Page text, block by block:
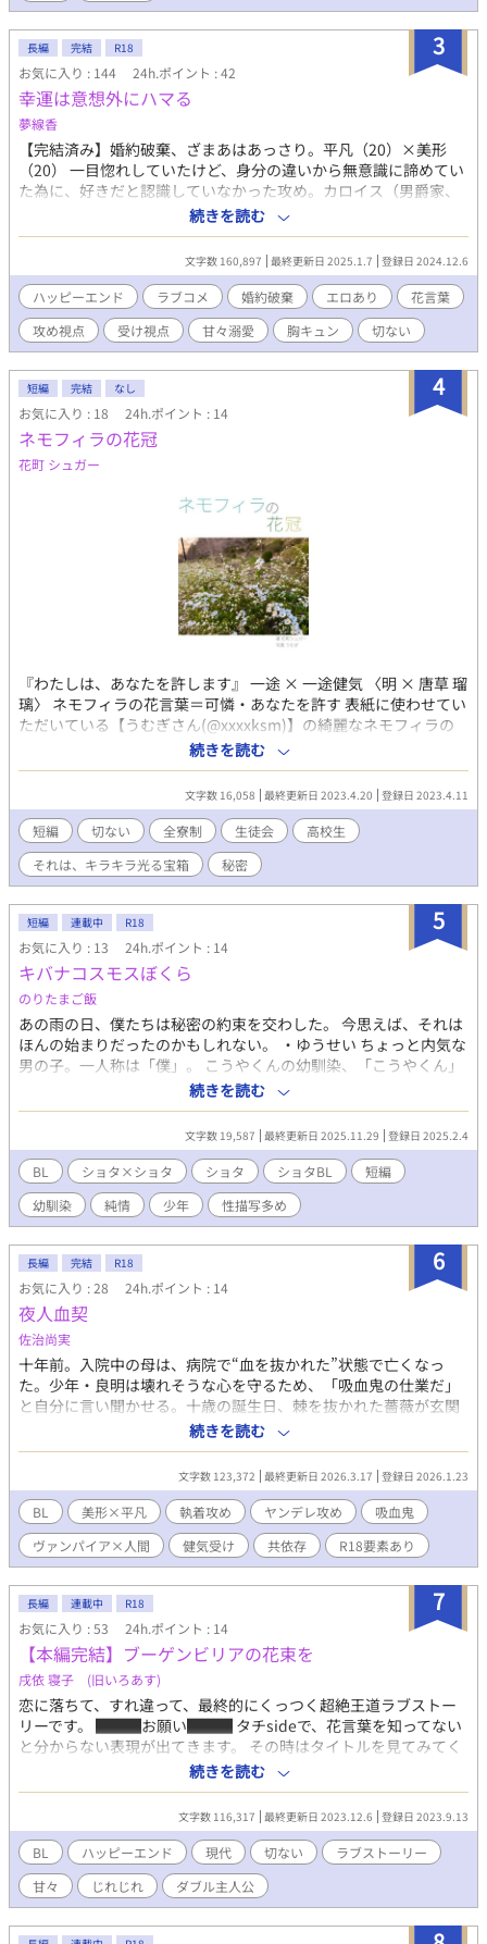
3
長編 完結 R18
お気に入り : 144 24h.ポイント : 42
幸運は意想外にハマる
夢線香
【完結済み】婚約破棄、ざまあはあっさり。平凡（20）×美形
（20） 一目惚れしていたけど、身分の違いから無意識に諦めてい
た為に、好きだと認識していなかった攻め。カロイス（男爵家、
次男）。誤解や勘違いにより、なんだかんだで完落ちしていた受
け。アフェクト（王太子の婚約者、子宮持ちの男性、公爵子息）
の話。カロイスがよく分かっていないうちに受けを手に入れてい
たと言う話です。違うことを思いつつも、ピタリとハマっていく
二人の恋をお楽しみください。 エロ少ないです。☆１つ★２つ。
その少ない★が２話目に即あります。最後に★を入れます。花言
葉を使用しています。 【前半攻め視点】コメディ 襲撃者との戦
闘（暴力含む）有り。ちょっと血が出ます。 【後半受け視点】胸
キュン 切ない 乙女……ぽいかも…… 【最後に婚約者の王太子
視点】ざまあ、というよりは……後悔。王太子の事情。ちょっぴ
りダークぽい。ヤバい人います。色々ぼかして書いてます。苦手
な方は受け視点で終わって貰えればと思います。 世界観として
は、中世ヨーロッパの文化っぽいけど近代的な技術は進んでいる
うぞ、よろしくお願いします。(⁠ ⁠ꈍ⁠ᴗ⁠ꈍ⁠) 【警告・AI学習及び無断転
載禁止】本作品の文章、設定、ストーリーのあらゆる生成
AI（ChatGPT、Claude、Gemini等）への読み込み、スクレイピ
ング、学習利用、および他サイトへの無断転載・複製行為を固く
禁止します。本作品は2024年12月06日より公開されており、公開
日時のタイムスタンプ（証拠）を保持しています。類似するAI生
成物や無断転載を確認した場合は、原典としての権利に基づき、
運営への通報および法的措置を含めた厳格な対応を行います。All
and scraping of this work are strictly prohibited.
続きを読む
文字数 160,897 最終更新日 2025.1.7 登録日 2024.12.6
ハッピーエンド ラブコメ 婚約破棄 エロあり
花言葉
攻め視点
受け視点 甘々溺愛 胸キュン 切ない
4
短編 完結 なし
お気に入り : 18 24h.ポイント : 14
ネモフィラの花冠
花町 シュガー
『わたしは、あなたを許します』 一途 × 一途健気 〈明 × 唐草 瑠
璃〉 ネモフィラの花言葉＝可憐・あなたを許す 表紙に使わせてい
ただいている【うむぎさん(@xxxxksm)】の綺麗なネモフィラの
お写真から話を膨らませました。 ----------------------------------------
------- ※「それは、キラキラ光る宝箱」とは？ 花町が書いた短編
をまとめるハッシュタグです。 お手すきの際に覗いていただけま
すと幸いです。
続きを読む
文字数 16,058 最終更新日 2023.4.20 登録日 2023.4.11
短編 切ない 全寮制 生徒会
高校生
それは、キラキラ光る宝箱
秘密
5
短編 連載中 R18
お気に入り : 13 24h.ポイント : 14
キバナコスモスぼくら
のりたまご飯
あの雨の日、僕たちは秘密の約束を交わした。 今思えば、それは
ほんの始まりだったのかもしれない。 ・ゆうせい ちょっと内気な
男の子。一人称は「僕」。 こうやくんの幼馴染、「こうやくん」
と呼んでいる。 いつも振り回されている側だが、案外楽しいと思
っている。 ・こうや やんちゃで元気な男の子。一人称は「オレ」
ゆうせいくんの幼馴染。「ゆーせー」と呼んでいる。 とにかくい
たずらしたいお年頃。ゆうせいと一緒にいる時はもっと元気にな
る。 キバナコスモスの花言葉は「幼い恋心」です。 いい風呂の日
用に書いていたのSSをシリーズ化しました。 投稿主の書きたいシ
チュエーションをただ淡々と載せていきます。
続きを読む
文字数 19,587 最終更新日 2025.11.29 登録日 2025.2.4
BL ショタ×ショタ ショタ ショタBL
短編
幼馴染
純情 少年 性描写多め
6
長編 完結 R18
お気に入り : 28 24h.ポイント : 14
夜人血契
佐治尚実
十年前。入院中の母は、病院で“血を抜かれた”状態で亡くなっ
た。少年・良明は壊れそうな心を守るため、「吸血鬼の仕業だ」
と自分に言い聞かせる。十歳の誕生日、棘を抜かれた薔薇が玄関
に置かれていた。 そして二十歳を迎える春。金髪の“美しい男”シ
ョーレムが現れる。甘い口づけと、純白の薔薇の花言葉。優雅な
ふりをした残酷さで、彼は良明を血の契りへと導き、静かに囲い
込んでいく。 美形ヴァンパイア×トラウマ持ち地味顔大学生（現
代BL） ※『夜人血契（よひとけっけい）』は週二回～の更新を予
定しています。※旧タイトル『血の薔薇』として頒布・配信した
内容をもとに、加筆再構築して連載します。
続きを読む
文字数 123,372 最終更新日 2026.3.17 登録日 2026.1.23
BL 美形×平凡 執着攻め ヤンデレ攻め
吸血鬼
ヴァンパイア×人間
健気受け 共依存 R18要素あり
7
長編 連載中 R18
お気に入り : 53 24h.ポイント : 14
【本編完結】ブーゲンビリアの花束を
戌依 寝子 (旧いろあす)
恋に落ちて、すれ違って、最終的にくっつく超絶王道ラブストー
リーです。 ███お願い███ タチsideで、花言葉を知ってない
と分からない表現が出てきます。 その時はタイトルを見てみてく
ださい。そういうお話です。 途中と後半ちょっとえっちな感じに
なるのでR-18にしてますが、基本はそういう要素はありません。
苦手な方は*マークを避けてください。
続きを読む
文字数 116,317 最終更新日 2023.12.6 登録日 2023.9.13
BL ハッピーエンド 現代 切ない
ラブストーリー
甘々
じれじれ ダブル主人公